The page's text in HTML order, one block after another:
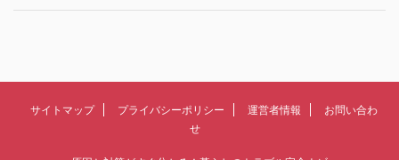
サイトマップ プライバシーポリシー 運営者情報
お問い合わ
せ